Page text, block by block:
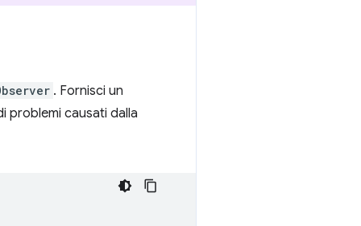
. Fornisci un
problemi causati dalla